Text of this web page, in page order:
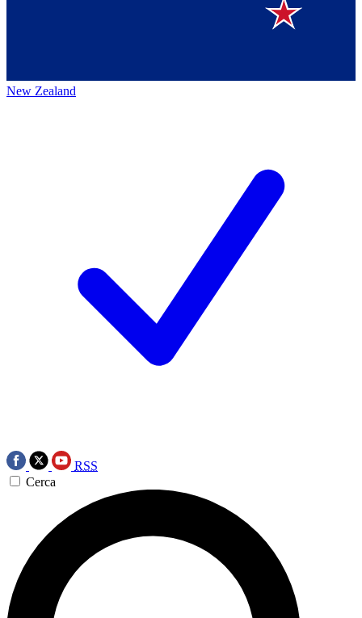
New Zealand
RSS
Cerca